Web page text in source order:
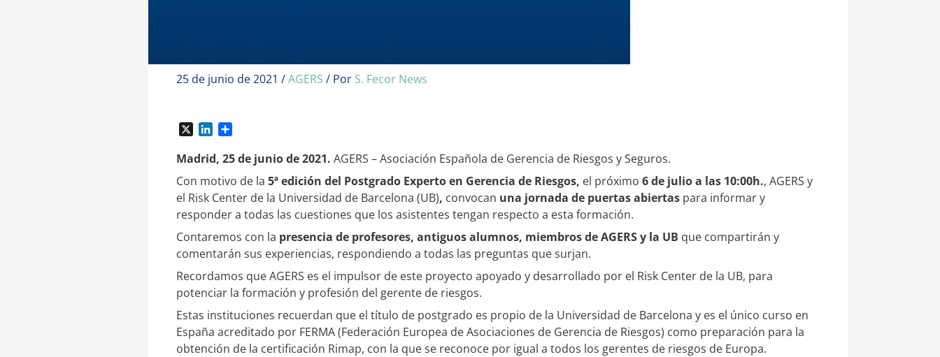
25 de junio de 2021 /AGERS / Por S. Fecor News
n
e
d
I
m
a
r
t
r
Madrid, 25 de junio de 2021. AGERS – Asociación Española de Gerencia de Riesgos y Seguros.
Con motivo de la 5ª edición del Postgrado Experto en Gerencia de Riesgos, el próximo 6 de julio a las 10:00h., AGERS y
el Risk Center de la Universidad de Barcelona (UB), convocan una jornada de puertas abiertas para informar y
responder a todas las cuestiones que los asistentes tengan respecto a esta formación.
Contaremos con la presencia de profesores, antiguos alumnos, miembros de AGERS y la UB que compartirán y
comentarán sus experiencias, respondiendo a todas las preguntas que surjan.
Recordamos que AGERS es el impulsor de este proyecto apoyado y desarrollado por el Risk Center de la UB, para
potenciar la formación y profesión del gerente de riesgos.
Estas instituciones recuerdan que el título de postgrado es propio de la Universidad de Barcelona y es el único curso en
España acreditado por FERMA (Federación Europea de Asociaciones de Gerencia de Riesgos) como preparación para la
obtención de la certificación Rimap, con la que se reconoce por igual a todos los gerentes de riesgos de Europa.